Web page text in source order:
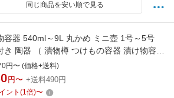
同じ商品を安い順で見る
容器 540ml～9L 丸かめ ミニ壺 1号～5号
き 陶器 （ 漬物樽 つけもの容器 漬け物容器
漬け物 つけもの 容器 保存 ぬか漬け 漬け
漬物器 かめ 壺 保存容器 540ml 900ml
3.6L 5.4L 7.2L 9L ）
円〜 (価格+送料)
円〜 +送料490円
ント (1倍)〜